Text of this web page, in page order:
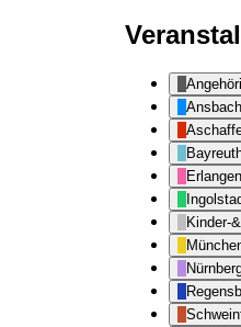
Ansbach
Erlangen
Kinder-